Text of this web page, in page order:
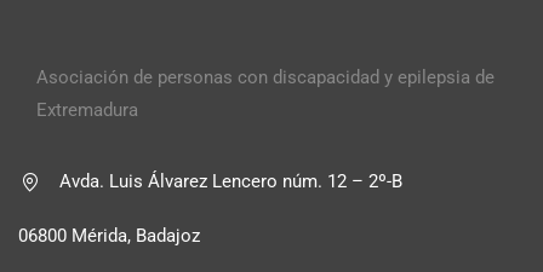
Asociación de personas con discapacidad y epilepsia de
Extremadura
Avda. Luis Álvarez Lencero núm. 12 – 2º-B
06800 Mérida, Badajoz